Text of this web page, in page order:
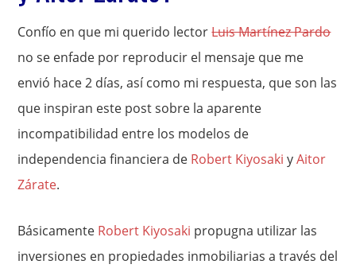
Confío en que mi querido lectorLuis Martínez Pardo
no se enfade por reproducir el mensaje que me
envió hace 2 días, así como mi respuesta, que son las
que inspiran este post sobre la aparente
incompatibilidad entre los modelos de
independencia financiera de Robert Kiyosaki yAitor
Zárate.
Básicamente Robert Kiyosaki propugna utilizar las
inversiones en propiedades inmobiliarias a través del